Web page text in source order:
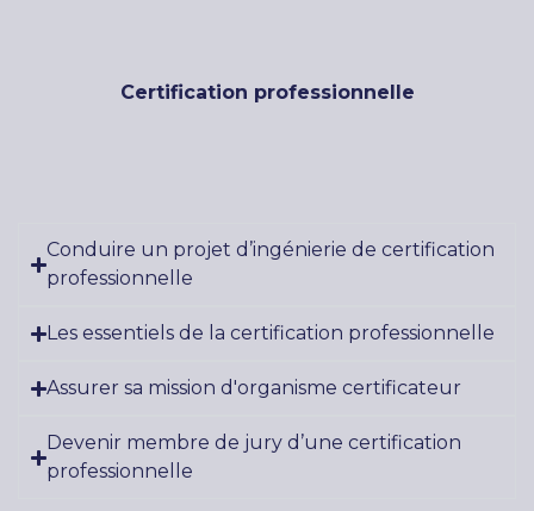
Certification professionnelle
Conduire un projet d’ingénierie de certification
professionnelle
Les essentiels de la certification professionnelle
Assurer sa mission d'organisme certificateur
Devenir membre de jury d’une certification
professionnelle